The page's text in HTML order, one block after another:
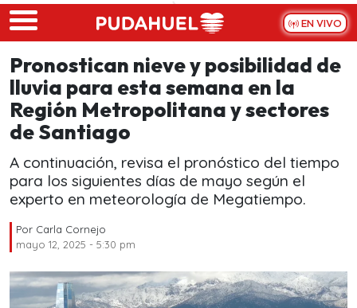
Skip to main content
EN VIVO
Pronostican nieve y posibilidad de
lluvia para esta semana en la
Región Metropolitana y sectores
de Santiago
A continuación, revisa el pronóstico del tiempo
para los siguientes días de mayo según el
experto en meteorología de Megatiempo.
Por Carla Cornejo
mayo 12, 2025 - 5:30 pm